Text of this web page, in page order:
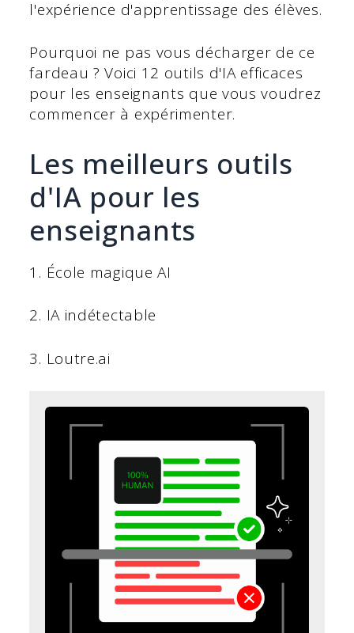
l'expérience d'apprentissage des élèves.
Pourquoi ne pas vous décharger de ce
fardeau ? Voici 12 outils d'IA efficaces
pour les enseignants que vous voudrez
commencer à expérimenter.
Les meilleurs outils
d'IA pour les
enseignants
1. École magique AI
2. IA indétectable
3. Loutre.ai